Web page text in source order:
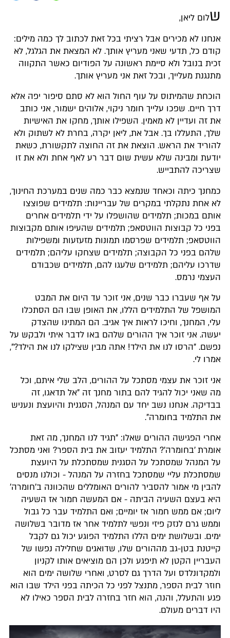
שלום ליאן,
אנחנו לא מכירים אבל רציתי בכל זאת לכתוב לך כמה מילים:
קודם כל, תדעי שאני מעריץ אותך. לא המצאת את הגלגל, לא
זכית בנובל ולא סיימת ראשונה על הפודיום כאשר התקווה
מתנגנת מעלייך, ובכל זאת אני מעריץ אותך.
הוכחת שהמיתוס על עוף החול הוא לא סתם סיפור יפה אלא
דרך חיים. שפכו עלייך חומר ניקוי, אלוהים ישמור, אני כותב
את זה ועדיין לא מאמין. השפילו אותך, מחקו את האישיות
שלך, התעללו בך. אבל את, ליאן יקרה, בחרת לא לשתוק ולא
להוריד את הראש. הוצאת את זה החוצה לתקשורת, כשאת
יודעת ומבינה שלא עשית שום דבר רע לאף אחת ולא את זו
שצריכה להתבייש.
כמחנך כיתה וכאחד שנמצא כבר כמה שנים במערכת החינוך,
לא אחת נתקלתי במקרים של עבריינות: תלמידים שפוצצו
אותם במכות; תלמידים שהושפלו על ידי תלמידים אחרים
בפני כל קבוצות הווטסאפ; תלמידים שהעיפו אותם מקבוצות
הווטסאפ; תלמידים שפרסמו תמונות מזעזעות ומשפילות
שלהם בפני כל הקבוצה; תלמידים שצחקו עליהם; תלמידים
שדרכו עליהם; תלמידים שלעגו להם, תלמידים שכבודם
העצמי נרמס.
על אף שעברו כבר שנים, אני זוכר עד היום את המבט
המושפל של התלמידים הללו, את האופן שבו הם הסתכלו
עלי, המחנך, וחיכו לראות איך אגיב. הם המתינו שהצדק
יעשה. אני זוכר איך ההורים שלהם באו לדבר איתי ולבקש על
נפשם. "הרסו לנו את הילד! אתה מבין שצילקו לנו את הילד?",
אמרו לי.
אני זוכר את עצמי מסתכל על ההורים, הלב שלי איתם, וכל
מה שאני יכול להגיד להם בתור מחנך זה "אל תדאגו, זה
בבדיקה. אנחנו נשב יחד עם המנהל, הסגנית והיועצת ונעניש
את התלמיד בחומרה".
אחרי הפגישה ההורים שאלו: "תגיד לנו המחנך, מה זאת
אומרת 'בחומרה'? התלמיד יעזוב את בית הספר? ואני מסתכל
על המנהל שמסתכל על הסגנית שמסתכלת על היועצת
שמסתכלת עליי שמסתכל בחזרה על המנהל - וכולנו מנסים
להבין מי אמור להסביר להורים האומללים שהכוונה ב'חומרה'
היא בעצם השעיה הביתה - אם המעשה חמור אז השעיה
ליום; אם ממש חמור אז יומיים; ואם התלמיד עבר כל גבול
וממש גרם לנזק פיזי ונפשי לתלמיד אחר אז מדובר בשלושה
ימים. ובשלושת ימים הללו התלמיד הפוגע יכול גם לקבל
קייטנת בטן-גב מההורים שלו, שדואגים שחלילה נפשו של
העבריין הקטן לא תיפגע ולכן הם מוציאים אותו לקניון
ולמקדונלדס ועל הדרך גם לסרט, ואחרי שלושה ימים הוא
חוזר לבית הספר, מתנצל לפני כל הכיתה בפני הילד שבו הוא
פגע והתעלל, והנה, הוא חזר בחזרה לבית הספר כאילו לא
היו דברים מעולם.